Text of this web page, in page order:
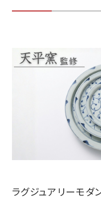
ラグジュアリーモ